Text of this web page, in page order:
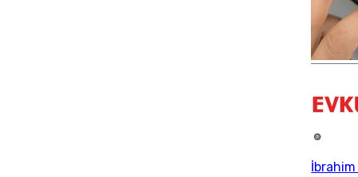
İbrahim